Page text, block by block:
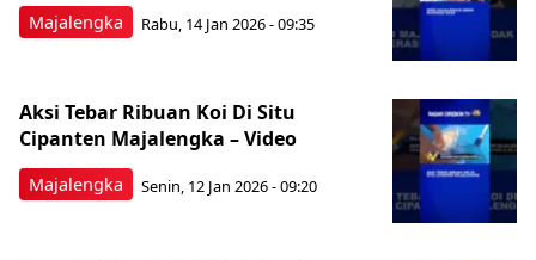
Majalengka Rabu, 14 Jan 2026 - 09:35
Majalengka
Aksi Tebar Ribuan Koi Di Situ
Cipanten Majalengka – Video
Senin, 12 Jan 2026 - 09:20